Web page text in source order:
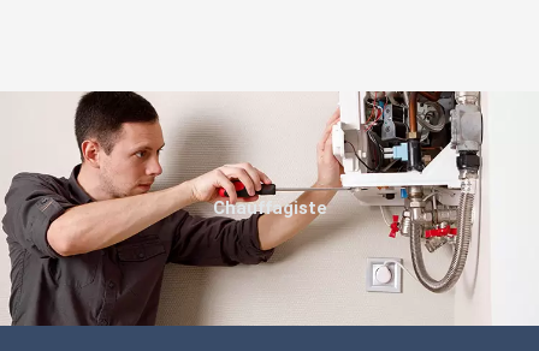
Chauffagiste